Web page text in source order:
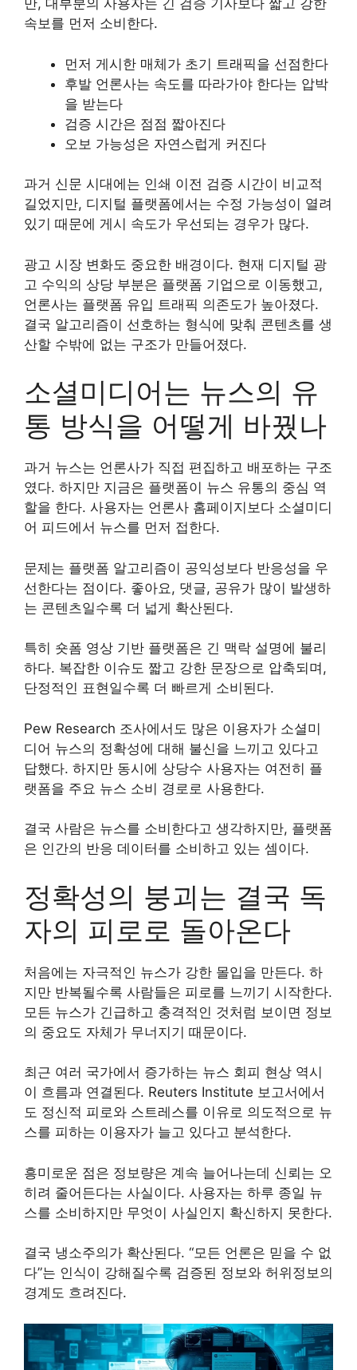
만, 대부분의 사용자는 긴 검증 기사보다 짧고 강한
속보를 먼저 소비한다.
먼저 게시한 매체가 초기 트래픽을 선점한다
후발 언론사는 속도를 따라가야 한다는 압박
을 받는다
검증 시간은 점점 짧아진다
오보 가능성은 자연스럽게 커진다
과거 신문 시대에는 인쇄 이전 검증 시간이 비교적
길었지만, 디지털 플랫폼에서는 수정 가능성이 열려
있기 때문에 게시 속도가 우선되는 경우가 많다.
광고 시장 변화도 중요한 배경이다. 현재 디지털 광
고 수익의 상당 부분은 플랫폼 기업으로 이동했고,
언론사는 플랫폼 유입 트래픽 의존도가 높아졌다.
결국 알고리즘이 선호하는 형식에 맞춰 콘텐츠를 생
산할 수밖에 없는 구조가 만들어졌다.
소셜미디어는 뉴스의 유
통 방식을 어떻게 바꿨나
과거 뉴스는 언론사가 직접 편집하고 배포하는 구조
였다. 하지만 지금은 플랫폼이 뉴스 유통의 중심 역
할을 한다. 사용자는 언론사 홈페이지보다 소셜미디
어 피드에서 뉴스를 먼저 접한다.
문제는 플랫폼 알고리즘이 공익성보다 반응성을 우
선한다는 점이다. 좋아요, 댓글, 공유가 많이 발생하
는 콘텐츠일수록 더 넓게 확산된다.
특히 숏폼 영상 기반 플랫폼은 긴 맥락 설명에 불리
하다. 복잡한 이슈도 짧고 강한 문장으로 압축되며,
단정적인 표현일수록 더 빠르게 소비된다.
Pew Research 조사에서도 많은 이용자가 소셜미
디어 뉴스의 정확성에 대해 불신을 느끼고 있다고
답했다. 하지만 동시에 상당수 사용자는 여전히 플
랫폼을 주요 뉴스 소비 경로로 사용한다.
결국 사람은 뉴스를 소비한다고 생각하지만, 플랫폼
은 인간의 반응 데이터를 소비하고 있는 셈이다.
정확성의 붕괴는 결국 독
자의 피로로 돌아온다
처음에는 자극적인 뉴스가 강한 몰입을 만든다. 하
지만 반복될수록 사람들은 피로를 느끼기 시작한다.
모든 뉴스가 긴급하고 충격적인 것처럼 보이면 정보
의 중요도 자체가 무너지기 때문이다.
최근 여러 국가에서 증가하는 뉴스 회피 현상 역시
이 흐름과 연결된다. Reuters Institute 보고서에서
도 정신적 피로와 스트레스를 이유로 의도적으로 뉴
스를 피하는 이용자가 늘고 있다고 분석한다.
흥미로운 점은 정보량은 계속 늘어나는데 신뢰는 오
히려 줄어든다는 사실이다. 사용자는 하루 종일 뉴
스를 소비하지만 무엇이 사실인지 확신하지 못한다.
결국 냉소주의가 확산된다. “모든 언론은 믿을 수 없
다”는 인식이 강해질수록 검증된 정보와 허위정보의
경계도 흐려진다.